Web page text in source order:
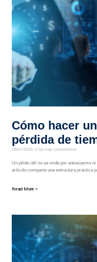
Cómo hacer
pérdida de
28/07/2026 No hay comentarios
Un piloto útil no se mide por entusiasmo
artículo comparte una estructura práctica
Read More »